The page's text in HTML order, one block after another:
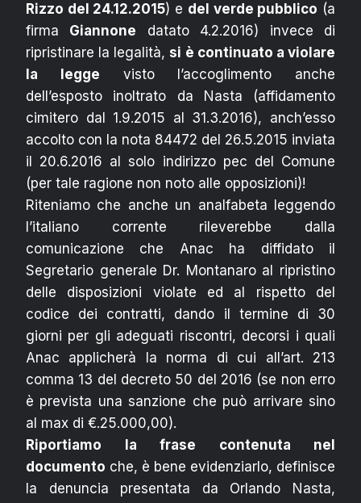
Rizzo del 24.12.2015) e del verde pubblico (a
firma Giannone datato 4.2.2016) invece di
ripristinare la legalità, si è continuato a violare
la legge visto l’accoglimento anche
dell’esposto inoltrato da Nasta (affidamento
cimitero dal 1.9.2015 al 31.3.2016), anch’esso
accolto con la nota 84472 del 26.5.2015 inviata
il 20.6.2016 al solo indirizzo pec del Comune
(per tale ragione non noto alle opposizioni)!
Riteniamo che anche un analfabeta leggendo
l’italiano corrente rileverebbe dalla
comunicazione che Anac ha diffidato il
Segretario generale Dr. Montanaro al ripristino
delle disposizioni violate ed al rispetto del
codice dei contratti, dando il termine di 30
giorni per gli adeguati riscontri, decorsi i quali
Anac applicherà la norma di cui all’art. 213
comma 13 del decreto 50 del 2016 (se non erro
è prevista una sanzione che può arrivare sino
al max di €.25.000,00).
Riportiamo la frase contenuta nel
documento che, è bene evidenziarlo, definisce
la denuncia presentata da Orlando Nasta,